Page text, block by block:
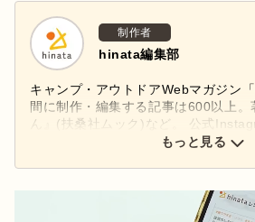
制作者
hinata編集部
キャンプ・アウトドアWebマガジン
間に制作・編集する記事は600以上。
ん』(扶桑社ムック)など。 公式
もっと見る